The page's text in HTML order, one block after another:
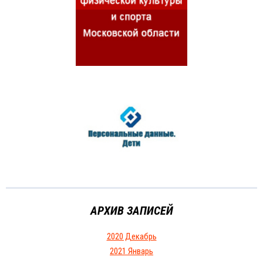
АРХИВ ЗАПИСЕЙ
2020 Декабрь
2021 Январь